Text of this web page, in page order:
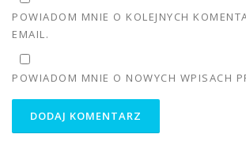
POWIADOM MNIE O KOLEJNYCH
EMAIL.
POWIADOM MNIE O NOWYCH WPISACH